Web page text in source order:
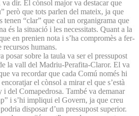
dir. El cònsol major va destacar que
però que tots parlen del mateix, ja que
tenen “clar” que cal un organigrama que
és la situació i les necessitats. Quant a la
en prenien nota i s’ha compromès a fer-
humans.
posar sobre la taula va ser el pressupost
la vall del Madriu-Perafita-Claror. El va
va recordar que cada Comú només hi
el cònsol a mirar el que s’està
i del Comapedrosa. També va demanar
i s’hi impliqui el Govern, ja que creu
disposar d’un pressupost superior.